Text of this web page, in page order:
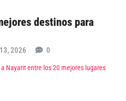
destinos para
2026 0
Nayarit entre los 20 mejores lugares